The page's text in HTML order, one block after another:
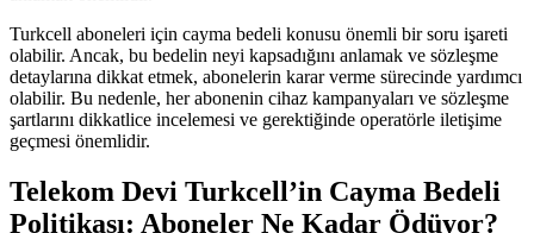
Turkcell aboneleri için cayma bedeli konusu önemli bir soru işareti
olabilir. Ancak, bu bedelin neyi kapsadığını anlamak ve sözleşme
detaylarına dikkat etmek, abonelerin karar verme sürecinde yardımcı
olabilir. Bu nedenle, her abonenin cihaz kampanyaları ve sözleşme
şartlarını dikkatlice incelemesi ve gerektiğinde operatörle iletişime
geçmesi önemlidir.
Telekom Devi Turkcell’in Cayma Bedeli
Politikası: Aboneler Ne Kadar Ödüyor?